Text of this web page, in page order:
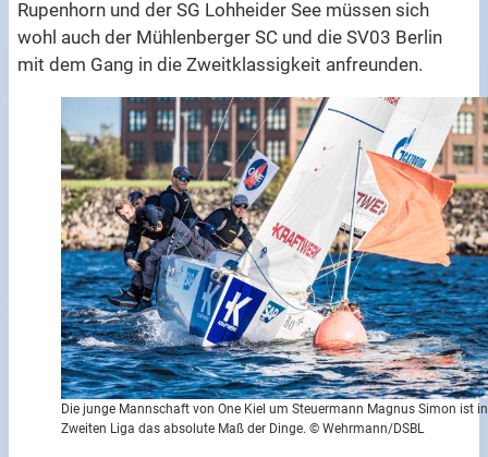
Rupenhorn und der SG Lohheider See müssen sich
wohl auch der Mühlenberger SC und die SV03 Berlin
mit dem Gang in die Zweitklassigkeit anfreunden.
Die junge Mannschaft von One Kiel um Steuermann Magnus Simon ist
Zweiten Liga das absolute Maß der Dinge. © Wehrmann/DSBL